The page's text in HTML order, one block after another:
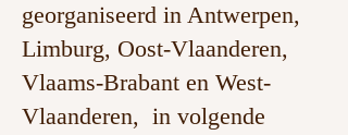
georganiseerd in Antwerpen,
Limburg, Oost-Vlaanderen,
Vlaams-Brabant en West-
Vlaanderen, in volgende